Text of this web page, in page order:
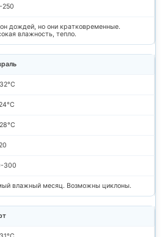
250
дождей, но они кратковременные.
влажность, тепло.
300
влажный месяц. Возможны циклоны.